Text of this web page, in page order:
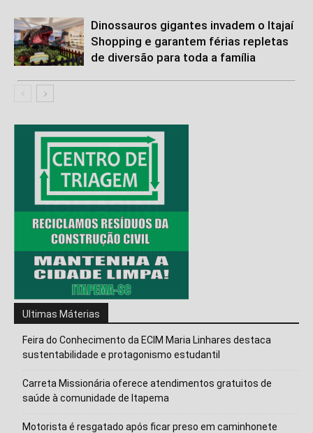
Dinossauros gigantes invadem o Itajaí
Shopping e garantem férias repletas
de diversão para toda a família
Ultimas Máterias
Feira do Conhecimento da ECIM Maria Linhares destaca
sustentabilidade e protagonismo estudantil
Carreta Missionária oferece atendimentos gratuitos de
saúde à comunidade de Itapema
Motorista é resgatado após ficar preso em caminhonete